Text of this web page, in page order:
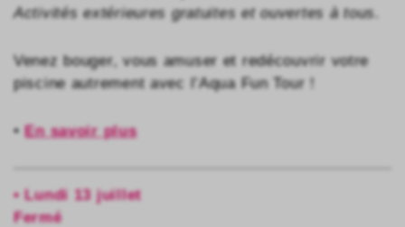
Activités extérieures gratuites et ouvertes à tous.
Venez bouger, vous amuser et redécouvrir votre
piscine autrement avec l’Aqua Fun Tour !
•En savoir plus
• Lundi 13 juillet
Fermé